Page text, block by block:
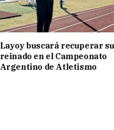
Layoy buscará recuperar su
reinado en el Campeonato
Argentino de Atletismo